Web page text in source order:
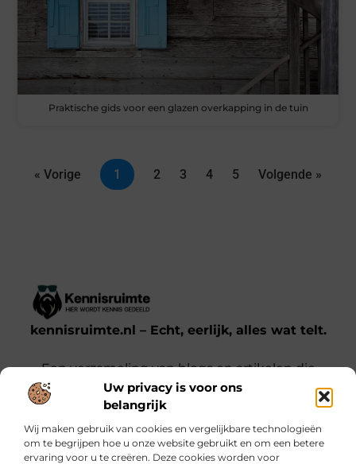
Uw privacy is voor ons
belangrijk
Wij maken gebruik van cookies en vergelijkbare technologieën
om te begrijpen hoe u onze website gebruikt en om een betere
ervaring voor u te creëren. Deze cookies worden voor
Praktische gids voor een glazen overkapping in de tuin
« Vorige 1 2 3 4 5 Volgende »
kennisruimte.nl – Echt, eerlijk, alles wat telt.
Een verzameling van blogs en artikelen die
een breed scala aan onderwerpen uit het
dagelijks leven behandelen.
Onze informatie